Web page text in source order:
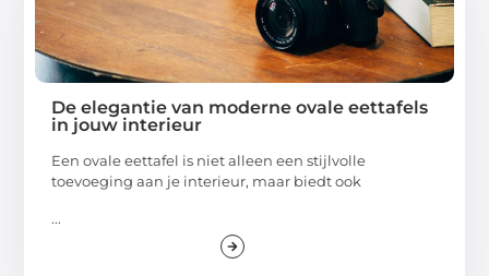
De elegantie van moderne ovale eettafels
in jouw interieur
Een ovale eettafel is niet alleen een stijlvolle
toevoeging aan je interieur, maar biedt ook
...